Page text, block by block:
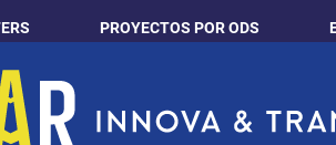
PROYECTOS POR ODS